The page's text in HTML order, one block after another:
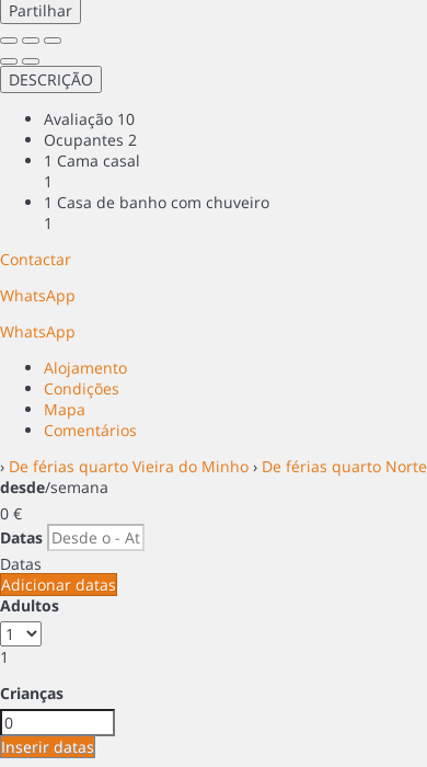
Partilhar
DESCRIÇÃO
Avaliação 10
Ocupantes 2
1 Cama casal
1
1 Casa de banho com chuveiro
1
Contactar
WhatsApp
WhatsApp
Alojamento
Condições
Mapa
Comentários
› De férias quarto Vieira do Minho › De férias quarto Norte
desde/semana
0 €
Datas
Datas
Adicionar datas
Adultos
1
Crianças
Inserir datas